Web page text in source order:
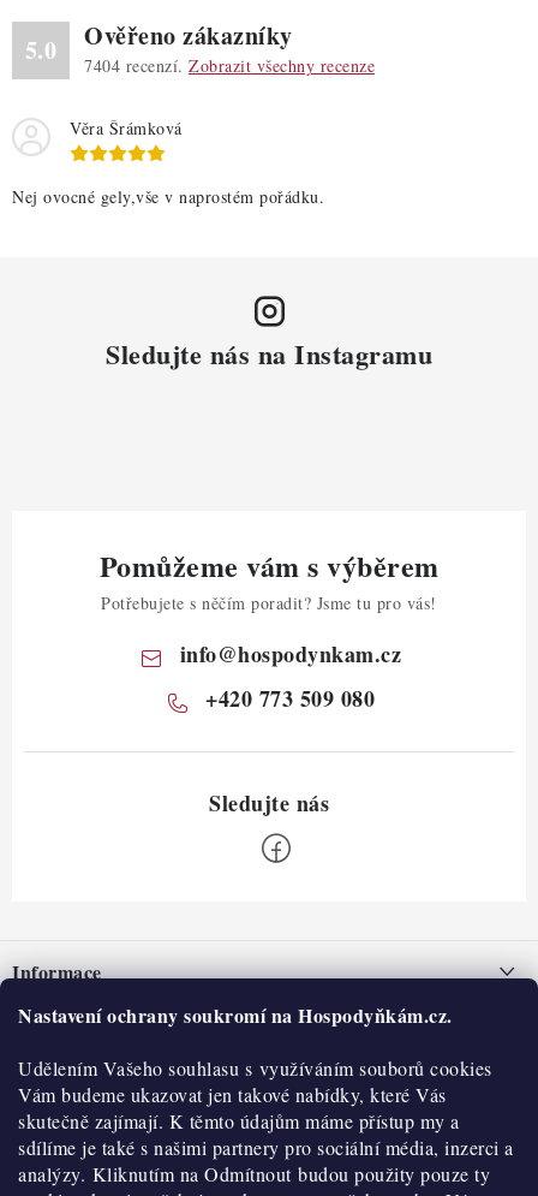
Nastavení ochrany soukromí na Hospodyňkám.cz.
Udělením Vašeho souhlasu s využíváním souborů cookies
Vám budeme ukazovat jen takové nabídky, které Vás
skutečně zajímají. K těmto údajům máme přístup my a
sdílíme je také s našimi partnery pro sociální média, inzerci a
analýzy. Kliknutím na Odmítnout budou použity pouze ty
5.0 Ověřeno zákazníky
7404 recenzí. Zobrazit všechny recenze
Věra Šrámková
Nej ovocné gely,vše v naprostém pořádku.
Sledujte nás na Instagramu
Pomůžeme vám s výběrem
Potřebujete s něčím poradit? Jsme tu pro vás!
info@hospodynkam.cz
+420 773 509 080
pInformace
Nepřevzetí zásilky na dobírku
Obchodní podmínky
Hodnocení obchodu
Blog
O nás
Historie
Kontakty
O nákupu
Reklamace a vratky